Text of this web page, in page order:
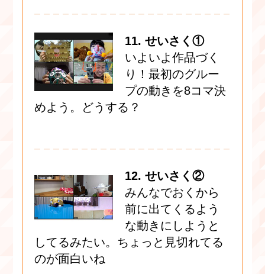
11. せいさく①
いよいよ作品づく
り！最初のグルー
プの動きを8コマ決
めよう。どうする？
12. せいさく②
みんなでおくから
前に出てくるよう
な動きにしようと
してるみたい。ちょっと見切れてる
のが面白いね